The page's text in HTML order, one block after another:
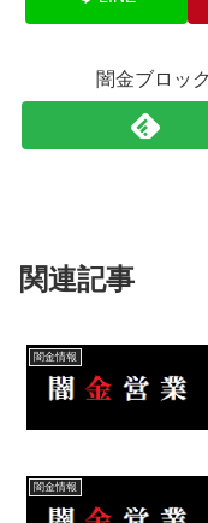
闇金ブロッ
関連記事
闇金情報
闇金情報